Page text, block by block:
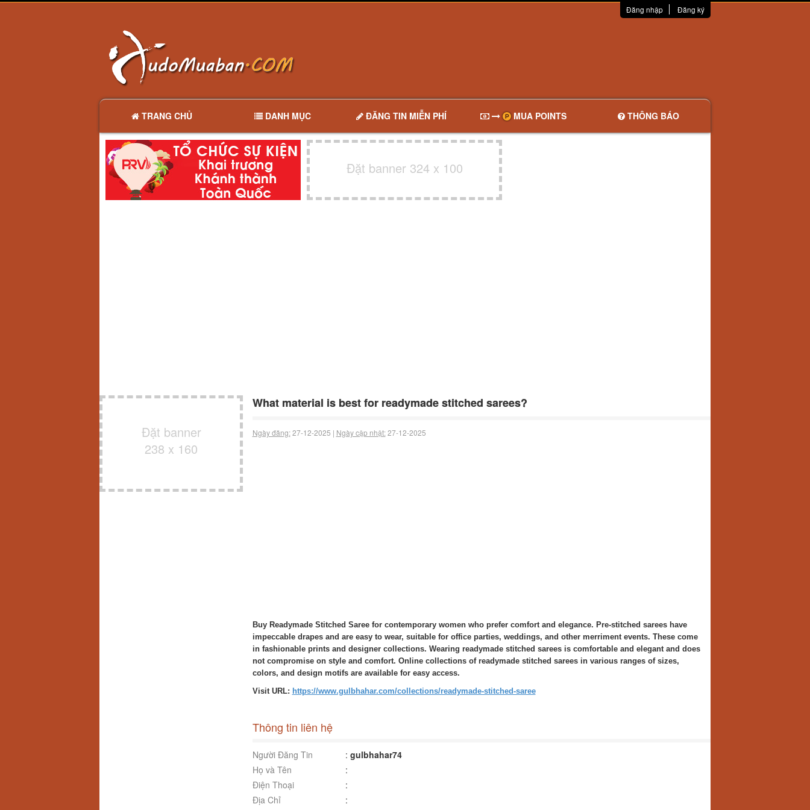
Đăng nhập Đăng ký
TRANG CHỦ DANH MỤC ĐĂNG TIN MIỄN PHÍ MUA POINTS THÔNG BÁO
Đặt banner 324 x 100
Đặt banner
238 x 160
What material is best for readymade stitched sarees?
Ngày đăng:27-12-2025 | Ngày cập nhật:27-12-2025
Buy Readymade Stitched Saree for contemporary women who prefer comfort and elegance. Pre-stitched sarees have
impeccable drapes and are easy to wear, suitable for office parties, weddings, and other merriment events. These come
in fashionable prints and designer collections. Wearing readymade stitched sarees is comfortable and elegant and does
not compromise on style and comfort. Online collections of readymade stitched sarees in various ranges of sizes,
colors, and design motifs are available for easy access.
Visit URL: https://www.gulbhahar.com/collections/readymade-stitched-saree
Thông tin liên hệ
Người Đăng Tin : gulbhahar74
Họ và Tên
:
Điện Thoại
:
Địa Chỉ
: